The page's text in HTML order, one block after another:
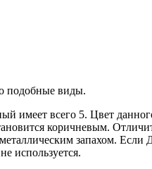
подобные виды.
всего 5. Цвет
коричневым.
запахом.
используется.